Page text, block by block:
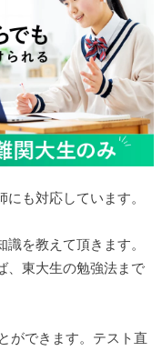
も対応しています。
を教えて頂きます。
、東大生の勉強法まで
ができます。テスト直